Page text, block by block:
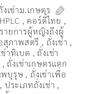
เช่าม.เกษตร
, คอร์ดี้ไทย ,
ายการผู้หญิงถึงผู้
สุภาพสตรี , ถั่งเช่า ,
ช่าทิเบต , ถั่งเช่า
, ถั่งเช่าเกษตรแตก
พบุรุษ , ถั่งเช่าเพื่อ
, ประเภทถั่งเช่า ,